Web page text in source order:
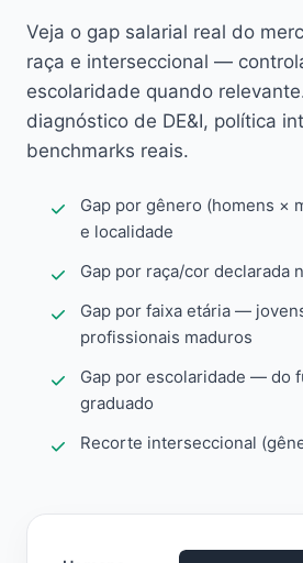
Veja o gap salarial real do
raça e interseccional —
escolaridade quando
diagnóstico de DE&I, política
benchmarks reais.
Gap por gênero (homens ×
e localidade
Gap por raça/cor declarada
Gap por faixa etária —
profissionais maduros
Gap por escolaridade — do
graduado
Recorte interseccional